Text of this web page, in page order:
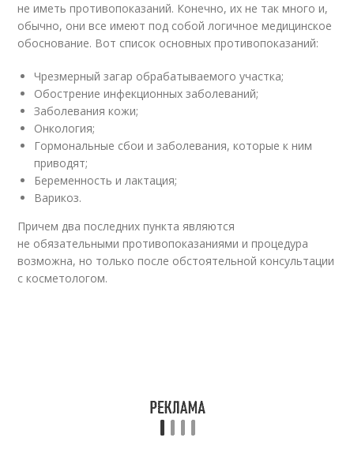
не иметь противопоказаний. Конечно, их не так много и,
обычно, они все имеют под собой логичное медицинское
обоснование. Вот список основных противопоказаний:
Чрезмерный загар обрабатываемого участка;
Обострение инфекционных заболеваний;
Заболевания кожи;
Онкология;
Гормональные сбои и заболевания, которые к ним
приводят;
Беременность и лактация;
Варикоз.
Причем два последних пункта являются
не обязательными противопоказаниями и процедура
возможна, но только после обстоятельной консультации
с косметологом.